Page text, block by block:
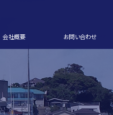
会社概要 お問い合わせ